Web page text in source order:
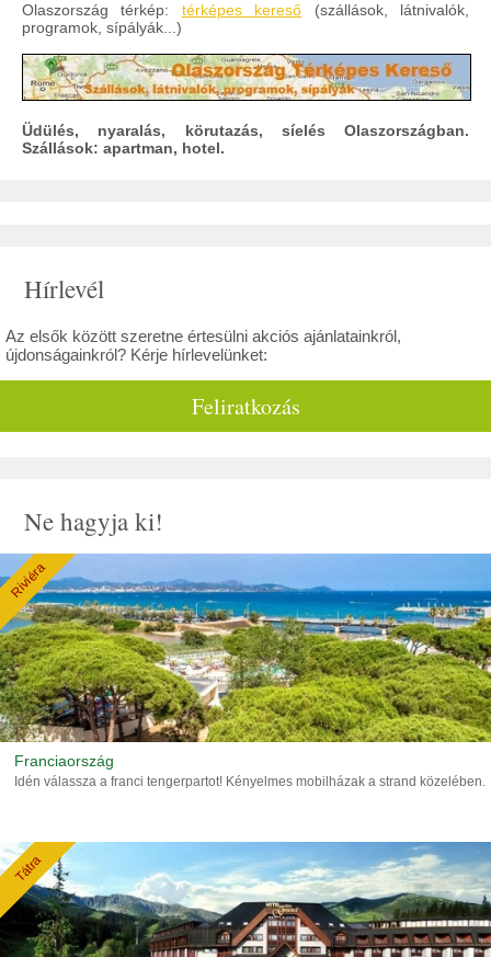
Olaszország térkép: térképes kereső (szállások, látnivalók,
programok, sípályák...)
Üdülés, nyaralás, körutazás, síelés Olaszországban.
Szállások: apartman, hotel.
Hírlevél
Az elsők között szeretne értesülni akciós ajánlatainkról,
újdonságainkról? Kérje hírlevelünket:
Feliratkozás
Ne hagyja ki!
Riviéra
Franciaország
Idén válassza a franci tengerpartot! Kényelmes mobilházak a strand közelében.
Tátra